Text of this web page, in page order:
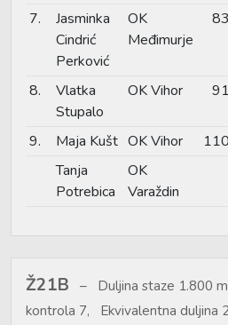
7.
Jasminka
Cindrić
Perković
OK
Međimurje
8.
Vlatka
Stupalo
OK Vihor
9. Maja Kušt OK Vihor
Tanja
Potrebica
OK
Varaždin
Ž21B
Duljina staze 1.800
kontrola 7, Ekvivalentna duljina